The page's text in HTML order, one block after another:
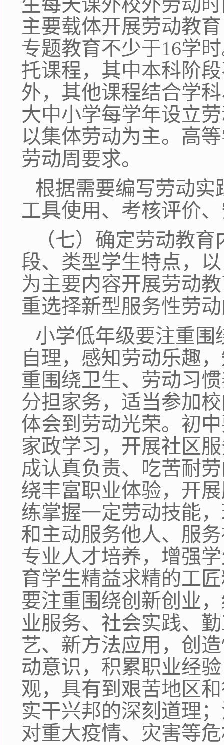
主要载体开展劳动教
专题教育不少于16学
托课程，其中本科阶
外，其他课程结合学
大中小学每学年设立
以集体劳动为主。高
劳动周要求。
根据需要编写劳动
工具使用、考核评价
（七）确定劳动教
段、类型学生特点，
为主要内容开展劳动
重选择新型服务性劳
小学低年级要注重
自理，感知劳动乐趣
重围绕卫生、劳动习
分担家务，适当参加
体会到劳动光荣。初
家政学习，开展社区
成认真负责、吃苦耐
绕丰富职业体验，开
练掌握一定劳动技能
和主动服务他人、服
专业人才培养，增强
育学生精益求精的工
要注重围绕创新创业
业服务、社会实践、
艺、新方法应用，创
动意识，积累职业经
观，具有到艰苦地区
实干兴邦的深刻道理
对重大疫情、灾害等